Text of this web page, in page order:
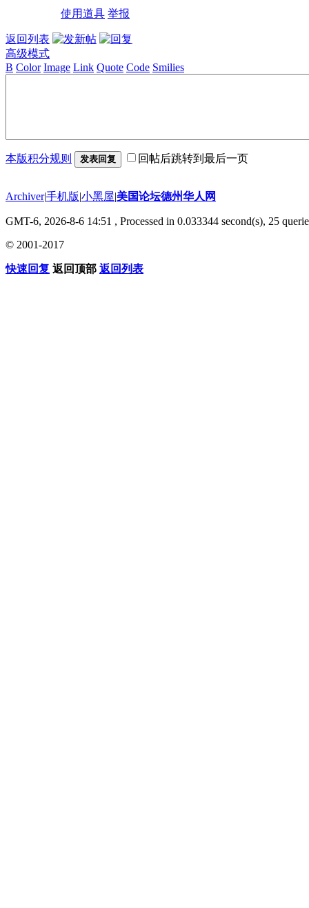
使用道具 举报
返回列表
高级模式
B Color Image Link Quote Code Smilies
本版积分规则 发表回复 回帖后跳转到最后一页
Archiver|手机版|小黑屋|美国论坛德州华人网
GMT-6, 2026-8-6 14:51 , Processed in 0.033344 second(s), 25
© 2001-2017
快速回复 返回顶部 返回列表